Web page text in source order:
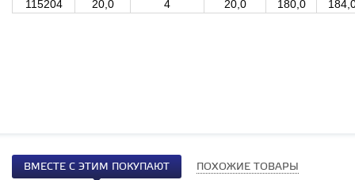
115204
20,0 4 20,0 180,0
ВМЕСТЕ С ЭТИМ ПОКУПАЮТ ПОХОЖИЕ ТОВАРЫ